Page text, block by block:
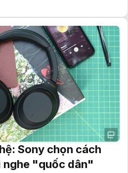
Sony chọn cách
nghe "quốc dân"